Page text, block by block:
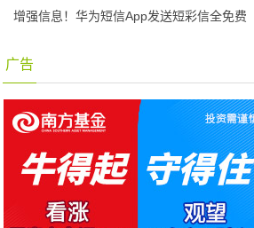
增强信息！华为短信App发送短彩信全免费
广告